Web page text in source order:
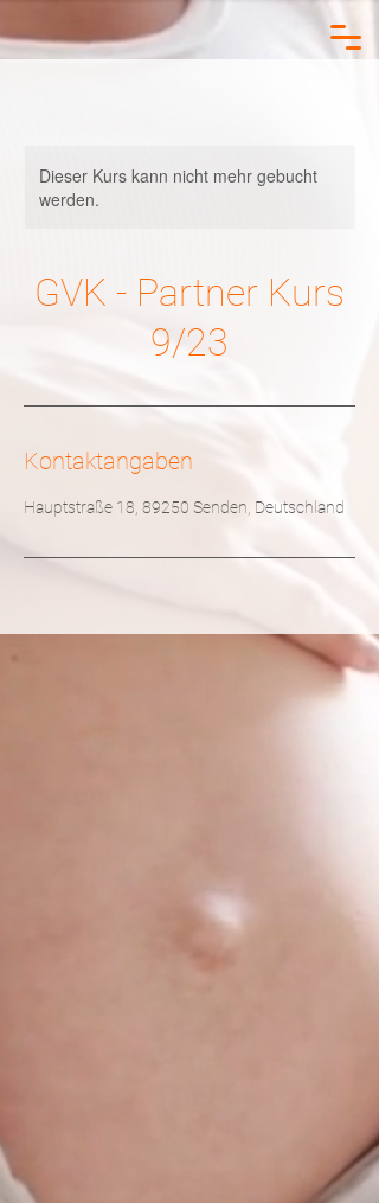
Dieser Kurs kann nicht mehr gebucht
werden.
GVK - Partner Kurs
9/23
Kontaktangaben
Hauptstraße 18, 89250 Senden, Deutschland